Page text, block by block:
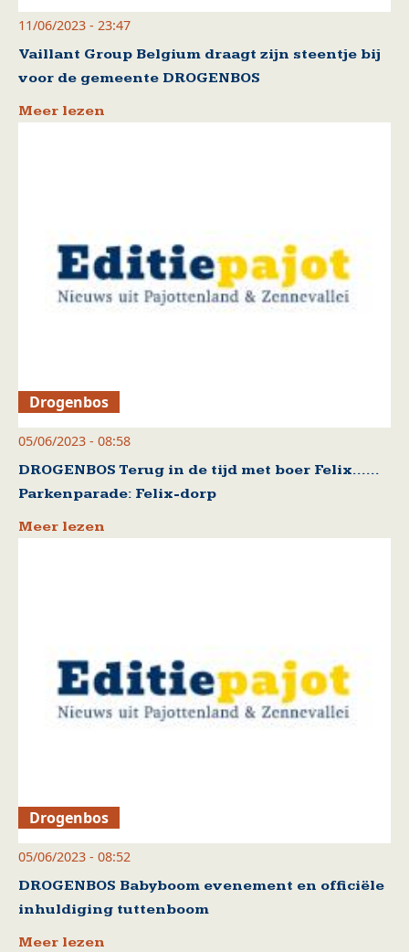
11/06/2023 - 23:47
Vaillant Group Belgium draagt zijn steentje bij
voor de gemeente DROGENBOS
Meer lezen
Drogenbos
05/06/2023 - 08:58
DROGENBOS Terug in de tijd met boer Felix……
Parkenparade: Felix-dorp
Meer lezen
Drogenbos
05/06/2023 - 08:52
DROGENBOS Babyboom evenement en officiële
inhuldiging tuttenboom
Meer lezen